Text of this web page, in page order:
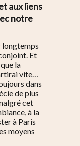
aux liens
notre
longtemps
Et
la
vite…
dans
de plus
cet
à la
à Paris
moyens